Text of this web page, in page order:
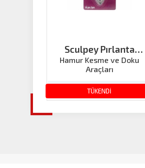
TÜKENDİ
Sculpey Pırlanta
Şeklinde Kesici 6 Parça
Hamur Kesme ve Doku
Araçları
492.40 TL